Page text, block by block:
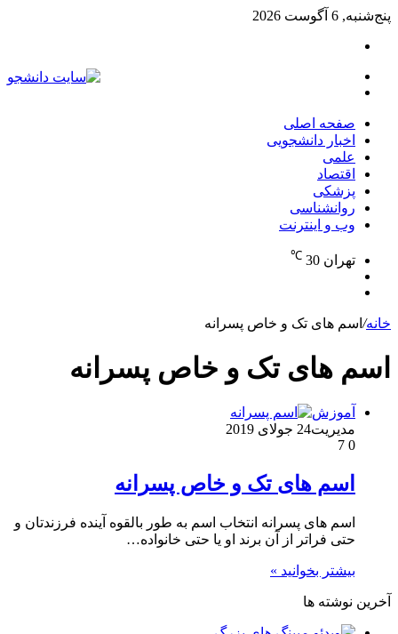
پنج‌شنبه, 6 آگوست 2026
صفحه اصلی
اخبار دانشجویی
علمی
اقتصاد
پزشکی
روانشناسی
وب و اینترنت
تهران 30
℃
خانه/ اسم های تک و خاص پسرانه
اسم های تک و خاص پسرانه
آموزش
مدیریت24 جولای 2019
0
اسم های تک و خاص پسرانه
اسم های پسرانه انتخاب اسم به طور بالقوه آینده فرزندتان و
حتی فراتر از آن برند او یا حتی خانواده…
بیشتر بخوانید »
آخرین نوشته ها